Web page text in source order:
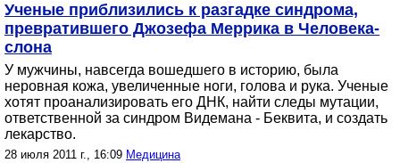
Ученые приблизились к разгадке синдрома,
превратившего Джозефа Меррика в Человека-
слона
У мужчины, навсегда вошедшего в историю, была
неровная кожа, увеличенные ноги, голова и рука. Ученые
хотят проанализировать его ДНК, найти следы мутации,
ответственной за синдром Видемана - Беквита, и создать
лекарство.
28 июля 2011 г., 16:09 Медицина